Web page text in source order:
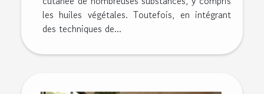
les huiles végétales. Toutefois, en intégrant
des techniques de...